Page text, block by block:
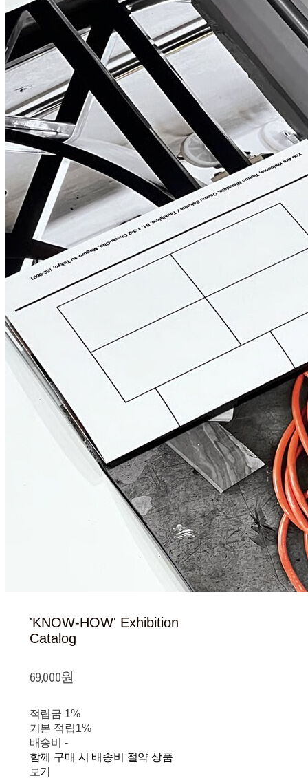
'KNOW-HOW' Exhibition
Catalog
69,000원
적립금 1%
기본 적립1%
배송비 -
함께 구매 시 배송비 절약 상품
보기